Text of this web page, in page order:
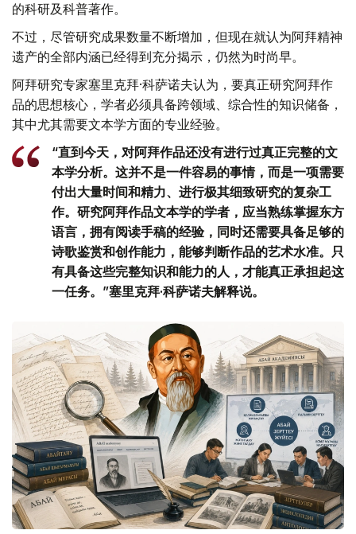
的科研及科普著作。
不过，尽管研究成果数量不断增加，但现在就认为阿拜精神
遗产的全部内涵已经得到充分揭示，仍然为时尚早。
阿拜研究专家塞里克拜·科萨诺夫认为，要真正研究阿拜作
品的思想核心，学者必须具备跨领域、综合性的知识储备，
其中尤其需要文本学方面的专业经验。
“直到今天，对阿拜作品还没有进行过真正完整的文
本学分析。这并不是一件容易的事情，而是一项需要
付出大量时间和精力、进行极其细致研究的复杂工
作。研究阿拜作品文本学的学者，应当熟练掌握东方
语言，拥有阅读手稿的经验，同时还需要具备足够的
诗歌鉴赏和创作能力，能够判断作品的艺术水准。只
有具备这些完整知识和能力的人，才能真正承担起这
一任务。”塞里克拜·科萨诺夫解释说。